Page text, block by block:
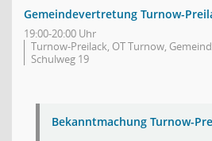
Gemeindevertretung Turnow-
19:00-20:00 Uhr
Turnow-Preilack, OT Turnow,
Schulweg 19
Bekanntmachung Turnow-